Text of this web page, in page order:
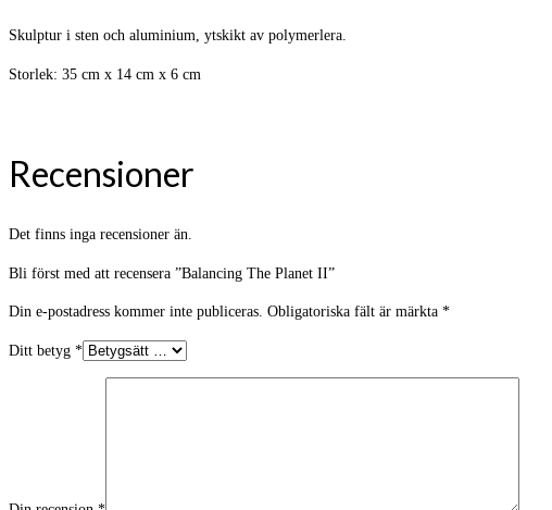
Skulptur i sten och aluminium, ytskikt av polymerlera.
Storlek: 35 cm x 14 cm x 6 cm
Recensioner
Det finns inga recensioner än.
Bli först med att recensera ”Balancing The Planet II”
Din e-postadress kommer inte publiceras. Obligatoriska fält är märkta *
Ditt betyg *